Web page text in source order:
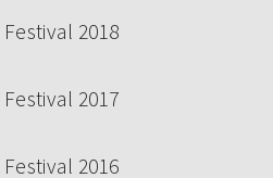
2018
2017
2016